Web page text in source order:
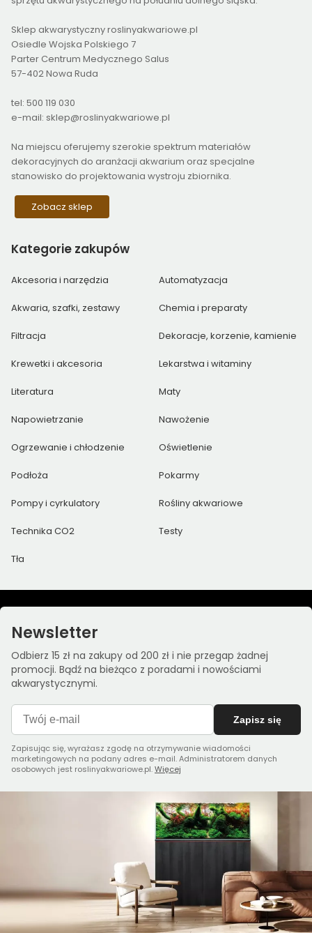
Sklep akwarystyczny roslinyakwariowe.pl
Osiedle Wojska Polskiego 7
Parter Centrum Medycznego Salus
57-402 Nowa Ruda
tel: 500 119 030
e-mail: sklep@roslinyakwariowe.pl
Na miejscu oferujemy szerokie spektrum materiałów
dekoracyjnych do aranżacji akwarium oraz specjalne
stanowisko do projektowania wystroju zbiornika.
Zobacz sklep
Kategorie zakupów
Akcesoria i narzędzia Automatyzacja
Akwaria, szafki, zestawy Chemia i preparaty
Filtracja Dekoracje, korzenie, kamienie
Krewetki i akcesoria Lekarstwa i witaminy
Literatura Maty
Napowietrzanie Nawożenie
Ogrzewanie i chłodzenie Oświetlenie
Podłoża Pokarmy
Pompy i cyrkulatory Rośliny akwariowe
Technika CO2 Testy
Tła
Newsletter
Odbierz 15 zł na zakupy od 200 zł i nie przegap żadnej
promocji. Bądź na bieżąco z poradami i nowościami
akwarystycznymi.
Zapisz się
Zapisując się, wyrażasz zgodę na otrzymywanie wiadomości
marketingowych na podany adres e-mail. Administratorem danych
osobowych jest roslinyakwariowe.pl.Więcej